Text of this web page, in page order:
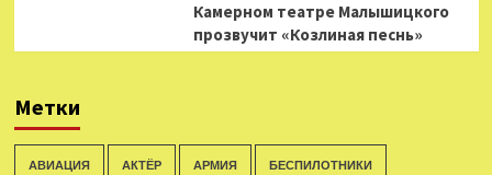
Камерном театре Малышицкого
прозвучит «Козлиная песнь»
Метки
АВИАЦИЯ АКТЁР АРМИЯ БЕСПИЛОТНИКИ